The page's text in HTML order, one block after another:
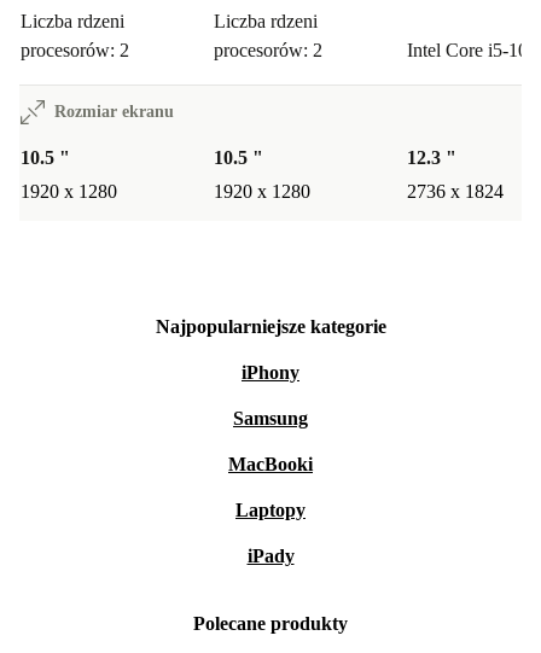
Liczba rdzeni
procesorów: 2
Liczba rdzeni
procesorów: 2
Intel Core i5-
Rozmiar ekranu
10.5 "
1920 x 1280
10.5 "
1920 x 1280
12.3 "
2736 x 1824
Najpopularniejsze kategorie
iPhony
Samsung
MacBooki
Laptopy
iPady
Polecane produkty